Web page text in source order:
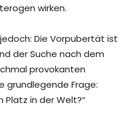
wirken.
Die Vorpubertät ist
der Suche nach dem
provokanten
grundlegende Frage:
Platz in der Welt?“